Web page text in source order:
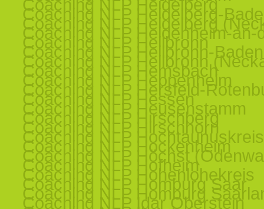
Coaching NLP Heidelberg
Coaching NLP Heidelberg-
Coaching NLP Heidelberg
Coaching NLP Heidenheim-an-
Coaching NLP Heilbronn
Coaching NLP Heilbronn-Baden
Coaching NLP Heilbronn
Coaching NLP Hemsbach
Coaching NLP Heppenheim
Coaching NLP Hersfeld-
Coaching NLP Hessen
Coaching NLP Heusenstamm
Coaching NLP Hirschberg
Coaching NLP Hirschhorn
Coaching NLP Hochtaunuskreis
Coaching NLP Hockenheim
Coaching NLP Höchst
Coaching NLP Hofheim
Coaching NLP Hohenlohekreis
Coaching NLP Homburg Saar
Coaching NLP Homburg
Coaching NLP Idar Oberstein